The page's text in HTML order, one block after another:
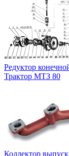
Редуктор
Трактор МТЗ 80
Коллектор